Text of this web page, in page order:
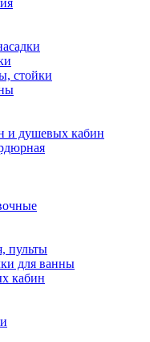
стойки
и душевых кабин
пульты
для ванны
кабин